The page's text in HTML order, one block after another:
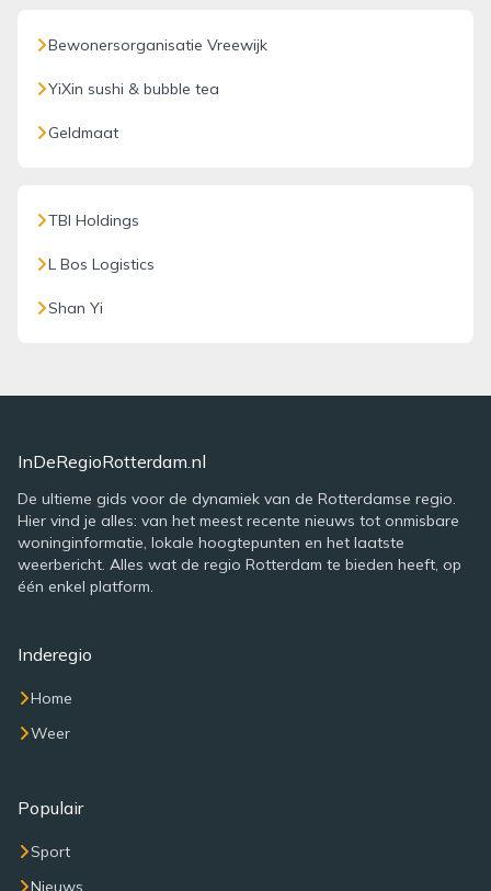
Bewonersorganisatie Vreewijk
YiXin sushi & bubble tea
Geldmaat
TBI Holdings
L Bos Logistics
Shan Yi
InDeRegioRotterdam.nl
De ultieme gids voor de dynamiek van de Rotterdamse regio.
Hier vind je alles: van het meest recente nieuws tot onmisbare
woninginformatie, lokale hoogtepunten en het laatste
weerbericht. Alles wat de regio Rotterdam te bieden heeft, op
één enkel platform.
Inderegio
Home
Weer
Populair
Sport
Nieuws